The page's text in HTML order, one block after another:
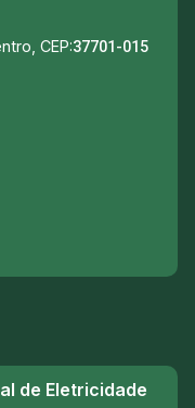
CEP:37701-015
de Eletricidade